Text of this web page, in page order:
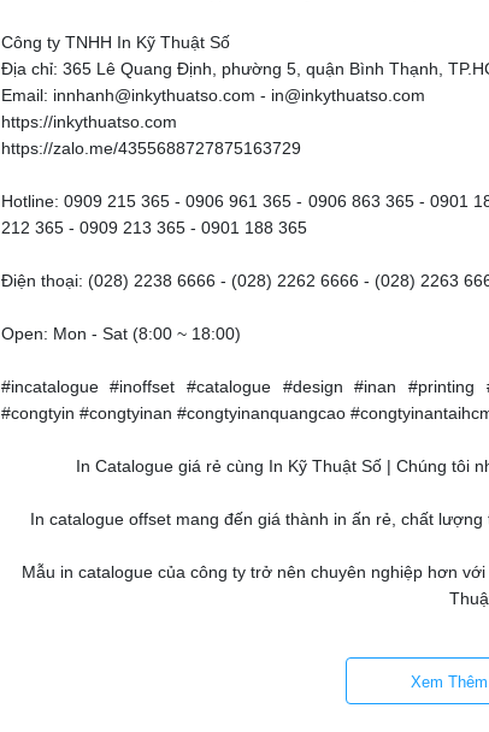
Công ty TNHH In Kỹ Thuật Số
Địa chỉ: 365 Lê Quang Định, phường 5, quận Bình Thạnh,
Email: innhanh@inkythuatso.com - in@inkythuatso.com
https://inkythuatso.com
https://zalo.me/4355688727875163729
Hotline: 0909 215 365 - 0906 961 365 - 0906 863 365 - 0901
212 365 - 0909 213 365 - 0901 188 365
Điện thoại: (028) 2238 6666 - (028) 2262 6666 - (028) 2263
Open: Mon - Sat (8:00 ~ 18:00)
#incatalogue #inoffset #catalogue #design #inan #printing
#congtyin #congtyinan #congtyinanquangcao
In Catalogue giá rẻ cùng In Kỹ Thuật Số | Chúng tôi
In catalogue offset mang đến giá thành in ấn rẻ, chất
Mẫu in catalogue của công ty trở nên chuyên nghiệp hơn
tại 365 Lê Quang Định,Xem